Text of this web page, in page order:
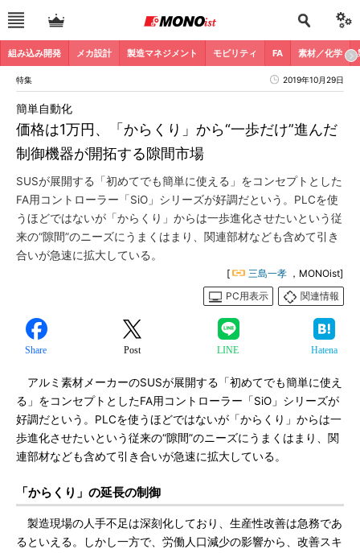
組み込み開発 メカ設計 製造マネジメント モビリティ FA 素材／化学
特集 2019年10月29日
価格は1万円、「からくり」から“一歩だけ”進んだ
制御機器が開拓する隙間市場
簡単自動化
SUSが展開する「初めてでも簡単に使える」をコンセプトとした
FA用コントローラー「SiO」シリーズが好調だという。PLCを使
うほどではないが「からくり」からは一歩進化させたいという従
来の“隙間”のニーズにうまくはまり、関連部材なども含めて引き
合いが急速に拡大している。
[ 三島一孝 ，MONOist]
PC用表示
関連情報
Share Post LINE Hatena
アルミ素材メーカーのSUSが展開する「初めてでも簡単に使え
る」をコンセプトとしたFA用コントローラー「SiO」シリーズが
好調だという。PLCを使うほどではないが「からくり」からは一
歩進化させたいという従来の“隙間”のニーズにうまくはまり、関
連部材なども含めて引き合いが急速に拡大している。
「からくり」の延長の制御
製造現場の人手不足は深刻化しており、生産性改善は急務であ
るといえる。しかし一方で、労働人口減少の影響から、改善スキ